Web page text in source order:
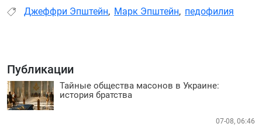
Публикации
Тайные общества масонов в Украине:
история братства
07-08, 06:46
Джеффри Эпштейн, Марк Эпштейн, педофилия